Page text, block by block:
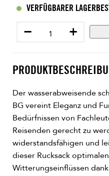
VERFÜGBARER
− +
Der wasserabweisende
BG vereint Eleganz und
Bedürfnissen von
Reisenden gerecht zu
widerstandsfähigen und
dieser Rucksack
Witterungseinflüssen